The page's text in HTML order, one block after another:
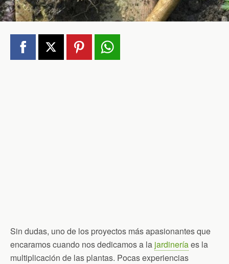
Sin dudas, uno de los proyectos más apasionantes que
encaramos cuando nos dedicamos a la jardineríaes la
multiplicación de las plantas. Pocas experiencias